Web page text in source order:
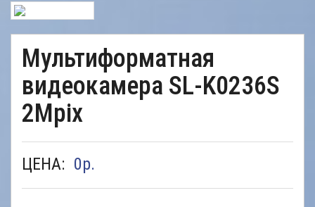
ДОСТАВКА
РАБОТЫ
КОНТАКТЫ
Мультиформатная
видеокамера SL-K0236S
2Mpix
ЦЕНА: 0р.